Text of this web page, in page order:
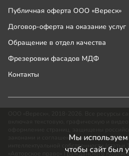
Мы используем
чтобы сайт был
Публичная оферта ООО «Вереск»
Договор-оферта на оказание услуг
Обращение в отдел качества
Фрезеровки фасадов МДФ
Контакты
включая текстовую, графическую и
законами и соглашениями об охране
интеллектуальной собственности (статьи
«Авторское право» Гражданского